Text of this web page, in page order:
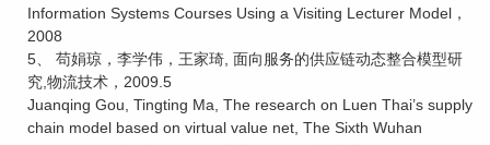
Information Systems Courses Using a Visiting Lecturer Model，
2008
5、 苟娟琼，李学伟，王家琦, 面向服务的供应链动态整合模型研
究,物流技术，2009.5
Juanqing Gou, Tingting Ma, The research on Luen Thai’s supply
chain model based on virtual value net, The Sixth Wuhan